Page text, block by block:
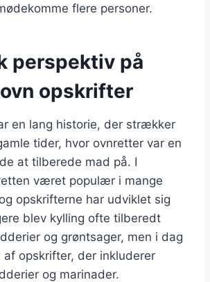
flere personer.
perspektiv på
opskrifter
en lang historie, der strækker
tider, hvor ovnretter var en
at tilberede mad på. I
været populær i mange
opskrifterne har udviklet sig
blev kylling ofte tilberedt
og grøntsager, men i dag
opskrifter, der inkluderer
og marinader.